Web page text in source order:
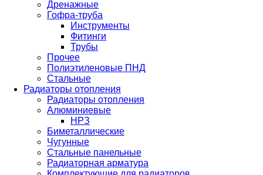
Дренажные
Гофра-труба
Инструменты
Фитинги
Трубы
Прочее
Полиэтиленовые ПНД
Стальные
Радиаторы отопления
Радиаторы отопления
Алюминиевые
НРЗ
Биметаллические
Чугунные
Стальные панельные
Радиаторная арматура